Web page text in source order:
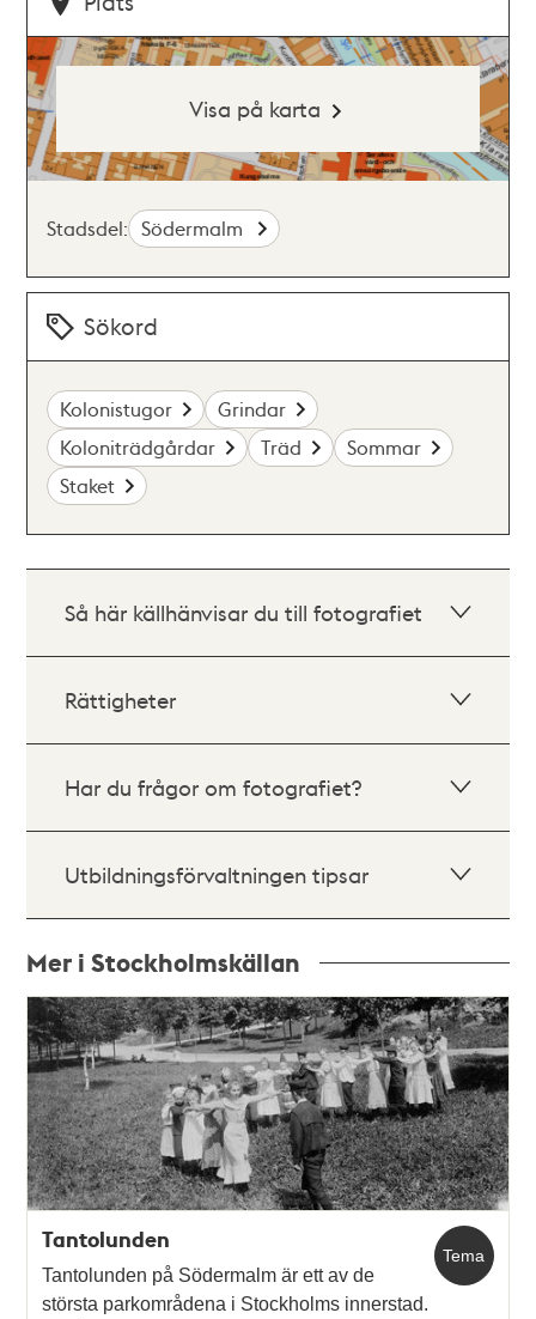
Visa på karta
Stadsdel: Södermalm
Sökord
Kolonistugor
Grindar
Koloniträdgårdar
Träd
Sommar
Staket
Så här källhänvisar du till fotografiet
Rättigheter
Har du frågor om fotografiet?
Utbildningsförvaltningen tipsar
Mer i Stockholmskällan
Relaterade
poster
och
teman
Tema
Tantolunden
Tantolunden på Södermalm är ett av de
största parkområdena i Stockholms innerstad.